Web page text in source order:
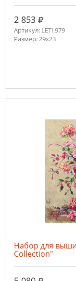
2 853 руб.
Артикул: LETI.979
Размер: 29x23
Набор для
Collection"